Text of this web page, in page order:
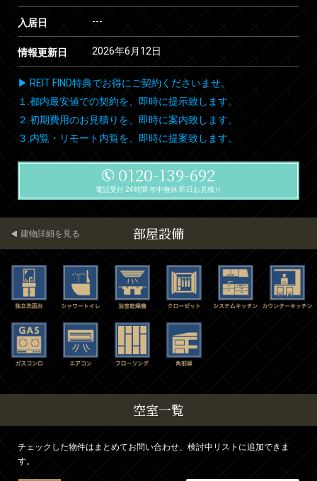
入居日 ---
情報更新日 2026年6月12日
▶ REIT FIND特典でお得にご契約くださいませ。
１.都内最安値での契約を、即時に提示致します。
２.初期費用のお見積りを、即時に案内致します。
３.内覧・リモート内覧を、即時に提案致します。
0120-139-692
電話受付 24時間 年中無休 即日お見積り
部屋設備
建物詳細を見る
空室一覧
チェックした物件はまとめてお問い合わせ、検討中リストに追加できま
す。